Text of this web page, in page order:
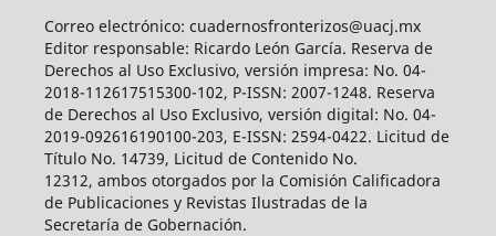
Correo electrónico: cuadernosfronterizos@uacj.mx
Editor responsable: Ricardo León García. Reserva de
Derechos al Uso Exclusivo, versión impresa: No. 04-
2018-112617515300-102, P-ISSN: 2007-1248. Reserva
de Derechos al Uso Exclusivo, versión digital: No. 04-
2019-092616190100-203, E-ISSN: 2594-0422. Licitud de
Título No. 14739, Licitud de Contenido No.
12312, ambos otorgados por la Comisión Calificadora
de Publicaciones y Revistas Ilustradas de la
Secretaría de Gobernación.